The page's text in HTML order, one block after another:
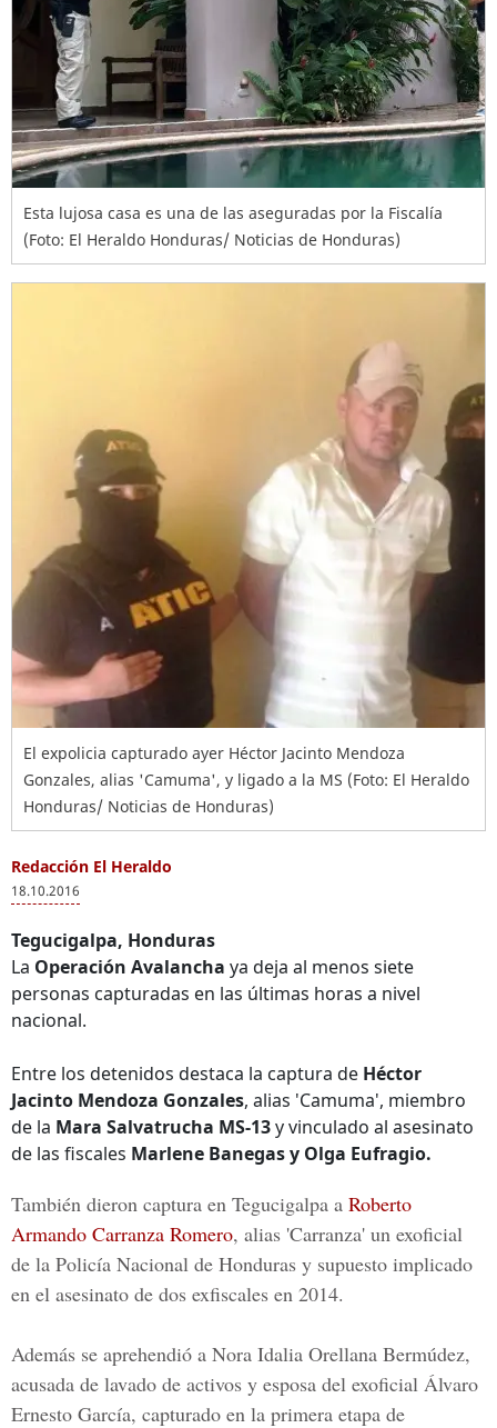
Esta lujosa casa es una de las aseguradas por la Fiscalía
(Foto: El Heraldo Honduras/ Noticias de Honduras)
El expolicia capturado ayer Héctor Jacinto Mendoza
Gonzales, alias 'Camuma', y ligado a la MS (Foto: El Heraldo
Honduras/ Noticias de Honduras)
Redacción El Heraldo
18.10.2016
Tegucigalpa, Honduras
La Operación Avalancha ya deja al menos siete
personas capturadas en las últimas horas a nivel
nacional.
Entre los detenidos destaca la captura de Héctor
Jacinto Mendoza Gonzales, alias 'Camuma', miembro
de la Mara Salvatrucha MS-13y vinculado al asesinato
de las fiscales Marlene Banegas y Olga Eufragio.
También dieron captura en Tegucigalpa a Roberto
Armando Carranza Romero, alias 'Carranza' un exoficial
de la Policía Nacional de Honduras y supuesto implicado
en el asesinato de dos exfiscales en 2014.
Además se aprehendió a Nora Idalia Orellana Bermúdez,
acusada de lavado de activos y esposa del exoficial Álvaro
Ernesto García, capturado en la primera etapa de